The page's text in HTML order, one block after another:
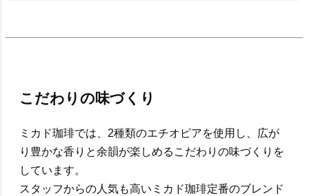
こだわりの味づくり
ミカド珈琲では、2種類のエチオピアを使用し、広が
り豊かな香りと余韻が楽しめるこだわりの味づくりを
しています。
スタッフからの人気も高いミカド珈琲定番のブレンド